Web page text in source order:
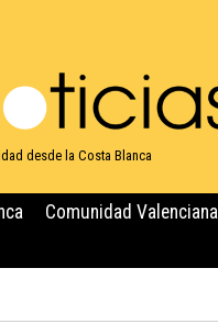
desde la Costa Blanca
Comunidad Valenciana